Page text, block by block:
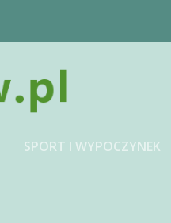
SPORT I WYPOCZYNEK